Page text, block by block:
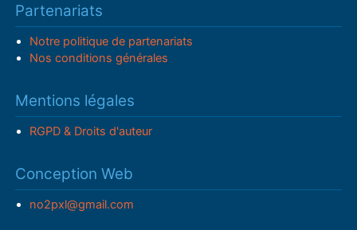
Partenariats
Notre politique de partenariats
Nos conditions générales
Mentions légales
RGPD & Droits d'auteur
Conception Web
no2pxl@gmail.com